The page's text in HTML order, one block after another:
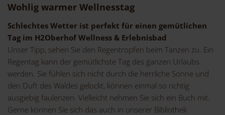
Wohlig warmer Wellnesstag
Schlechtes Wetter ist perfekt für einen gemütlichen
Tag im H2Oberhof Wellness & Erlebnisbad
Unser Tipp, sehen Sie den Regentropfen beim Tanzen zu. Ein
Regentag kann der gemütlichste Tag des ganzen Urlaubs
werden. Sie fühlen sich nicht durch die herrliche Sonne und
den Duft des Waldes gelockt, können einmal so richtig
ausgiebig faulenzen. Vielleicht nehmen Sie sich ein Buch mit.
Gerne können Sie sich das auch in unserer Bibliothek